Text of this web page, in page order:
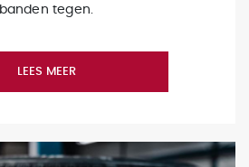
banden tegen.
LEES MEER